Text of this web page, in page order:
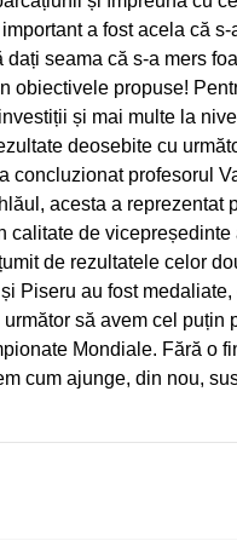
a fost acela că s-
seama că s-a mers
obiectivele propuse!
și mai multe la
deosebite cu
concluzionat profesorul
acesta a reprezentat
calitate de vicepreședinte
de rezultatele celor
Piseru au fost medaliate,
să avem cel puțin
Mondiale. Fără o
cum ajunge, din nou,